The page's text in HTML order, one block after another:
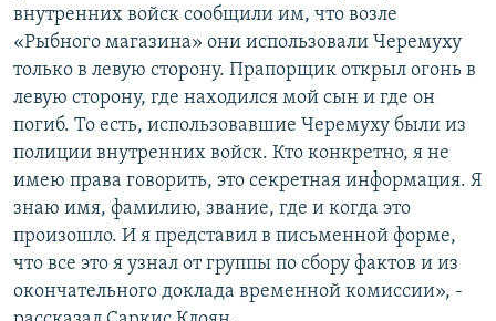
внутренних войск сообщили им, что возле
«Рыбного магазина» они использовали Черемуху
только в левую сторону. Прапорщик открыл огонь в
левую сторону, где находился мой сын и где он
погиб. То есть, использовавшие Черемуху были из
полиции внутренних войск. Кто конкретно, я не
имею права говорить, это секретная информация. Я
знаю имя, фамилию, звание, где и когда это
произошло. И я представил в письменной форме,
что все это я узнал от группы по сбору фактов и из
окончательного доклада временной комиссии», -